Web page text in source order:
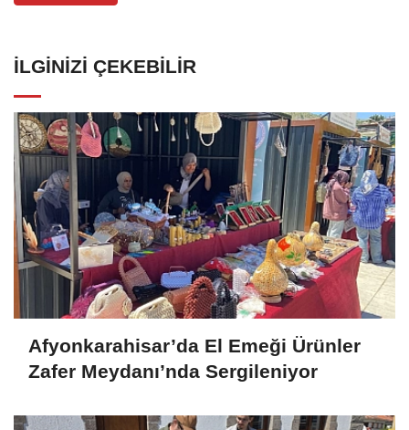
İLGINIZI ÇEKEBILIR
Afyonkarahisar’da El Emeği Ürünler
Zafer Meydanı’nda Sergileniyor